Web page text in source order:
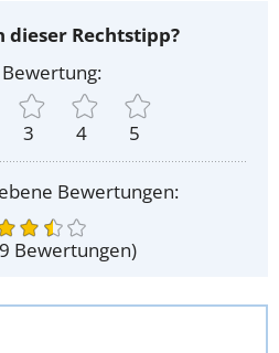
dieser Rechtstipp?
3 4 5
Bewertungen:
Bewertungen)